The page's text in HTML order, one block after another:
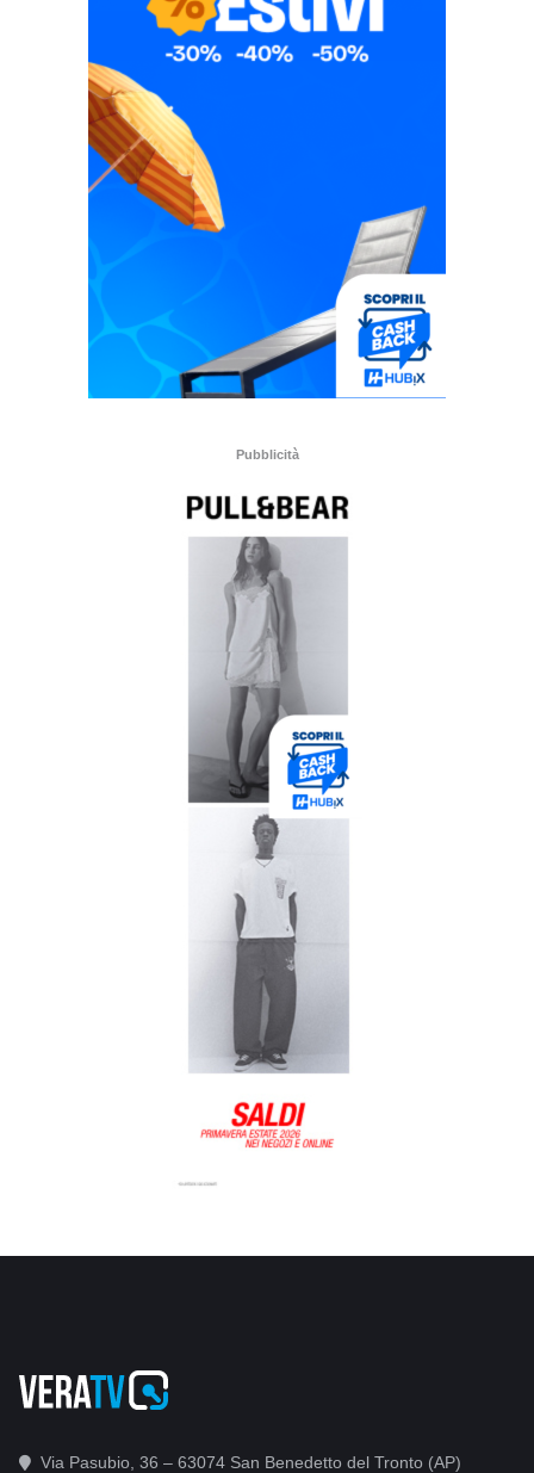
Pubblicità
Via Pasubio, 36 – 63074 San Benedetto del Tronto (AP)